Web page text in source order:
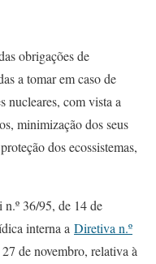
obrigações de
a tomar em caso de
nucleares, com vista a
minimização dos seus
dos ecossistemas,
36/95, de 14 de
interna a Diretiva n.º
de novembro, relativa à